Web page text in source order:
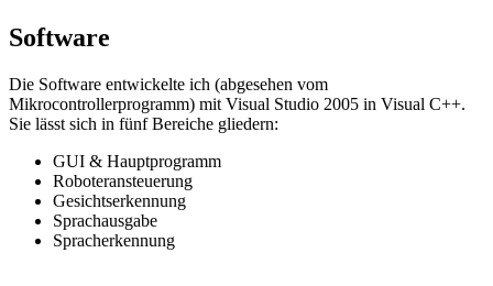
Software
Die Software entwickelte ich (abgesehen vom
Mikrocontrollerprogramm) mit Visual Studio 2005 in Visual C++.
Sie lässt sich in fünf Bereiche gliedern:
GUI & Hauptprogramm
Roboteransteuerung
Gesichtserkennung
Sprachausgabe
Spracherkennung